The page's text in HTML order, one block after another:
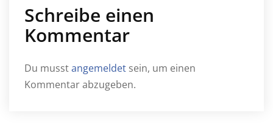
Schreibe einen
Kommentar
Du musstangemeldet sein, um einen
Kommentar abzugeben.